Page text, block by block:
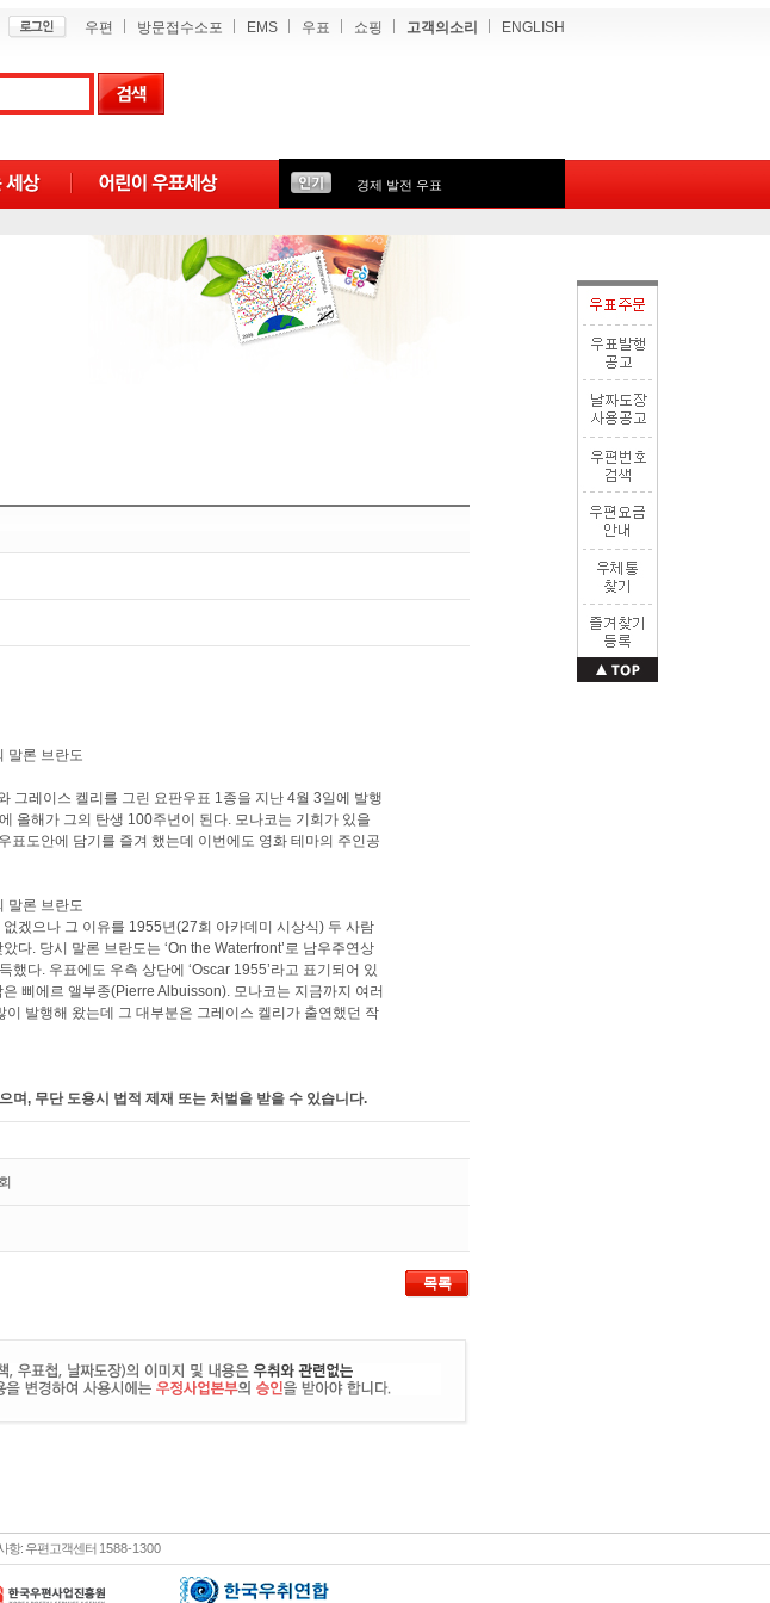
우편 방문접수소포 EMS 우표 쇼핑 고객의소리 ENGLISH
경제 발전 우표
그레이스 켈리를 그린 요판우표 1종을 지난 4월 3일에 발행
올해가 그의 탄생 100주년이 된다. 모나코는 기회가 있을
도안에 담기를 즐겨 했는데 이번에도 영화 테마의 주인공
겠으나 그 이유를 1955년(27회 아카데미 시상식) 두 사람
다. 당시 말론 브란도는 ‘On the Waterfront’로 남우주연상
했다. 우표에도 우측 상단에 ‘Oscar 1955’라고 표기되어 있
삐에르 앨부종(Pierre Albuisson). 모나코는 지금까지 여러
발행해 왔는데 그 대부분은 그레이스 켈리가 출연했던 작
며, 무단 도용시 법적 제재 또는 처벌을 받을 수 있습니다.
목록
항: 우편고객센터 1588-1300